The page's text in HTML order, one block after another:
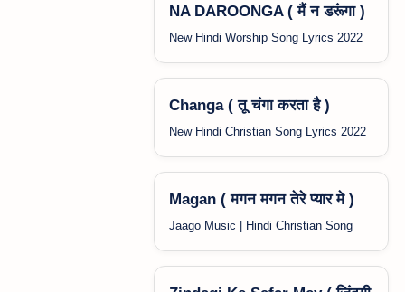
NA DAROONGA ( मैं न डरूंगा )
New Hindi Worship Song Lyrics 2022
Changa ( तू चंगा करता है )
New Hindi Christian Song Lyrics 2022
Magan ( मगन मगन तेरे प्यार मे )
Jaago Music | Hindi Christian Song